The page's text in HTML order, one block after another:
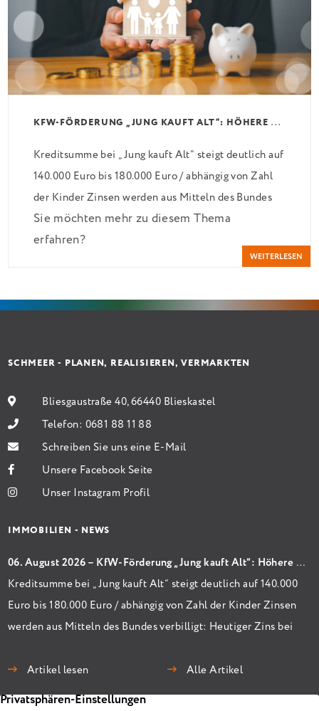
K
FW-FÖRDERUNG „JUNG KAUFT ALT“: HÖHERE KREDITE AB AUGUST 2026
Kreditsumme bei „Jung kauft Alt“ steigt deutlich auf
140.000 Euro bis 180.000 Euro / abhängig von Zahl
der Kinder Zinsen werden aus Mitteln des Bundes
verbilligt: Heutiger Zins bei 0,53 Prozent effektiv
bei 35 Jahren Laufzeit und 10 Jahren Zinsbindung
Antragstellende verpflichten sich zu energetischer
Sanierung in Einzelmaßnahmen […]
Sie möchten mehr zu diesem Thema
erfahren?
WEITERLESEN
SCHMEER - PLANEN, REALISIEREN, VERMARKTEN
Bliesgaustraße 40, 66440 Blieskastel
Telefon: 0681 88 11 88
Schreiben Sie uns eine E-Mail
Unsere Facebook Seite
Unser Instagram Profil
IMMOBILIEN - NEWS
06. August 2026 – KfW-Förderung „Jung kauft Alt“: Höhere Kredite ab August 2026
Kreditsumme bei „Jung kauft Alt“ steigt deutlich auf 140.000
Euro bis 180.000 Euro / abhängig von Zahl der Kinder Zinsen
werden aus Mitteln des Bundes verbilligt: Heutiger Zins bei
Zinsbindung Antragstellende verpflichten sich zu
energetischer Sanierung binnen 54 Monaten nach
Artikel lesen Alle Artikel